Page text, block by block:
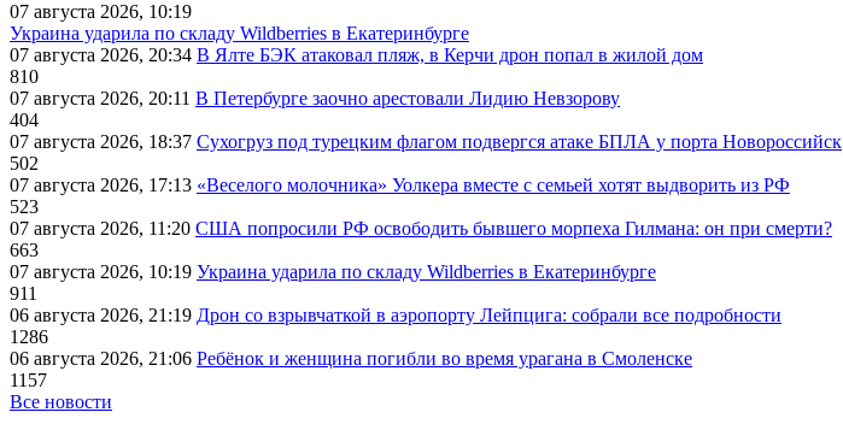
07 августа 2026, 10:19
Украина ударила по складу Wildberries в Екатеринбурге
07 августа 2026, 20:34 В Ялте БЭК атаковал пляж, в Керчи дрон попал в жилой дом
810
07 августа 2026, 20:11 В Петербурге заочно арестовали Лидию Невзорову
404
07 августа 2026, 18:37 Сухогруз под турецким флагом подвергся атаке БПЛА у порта Новороссийск
502
07 августа 2026, 17:13 «Веселого молочника» Уолкера вместе с семьей хотят выдворить из РФ
523
07 августа 2026, 11:20 США попросили РФ освободить бывшего морпеха Гилмана: он при смерти?
663
07 августа 2026, 10:19 Украина ударила по складу Wildberries в Екатеринбурге
911
06 августа 2026, 21:19 Дрон со взрывчаткой в аэропорту Лейпцига: собрали все подробности
1286
06 августа 2026, 21:06 Ребёнок и женщина погибли во время урагана в Смоленске
1157
Все новости